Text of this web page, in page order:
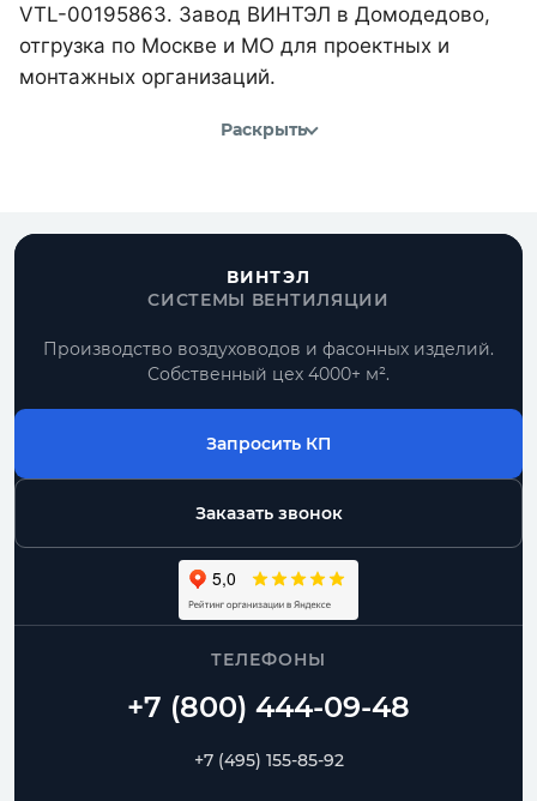
VTL-00195863. Завод ВИНТЭЛ в Домодедово,
отгрузка по Москве и МО для проектных и
монтажных организаций.
Раскрыть
ВИНТЭЛ
СИСТЕМЫ ВЕНТИЛЯЦИИ
Производство воздуховодов и фасонных изделий.
Собственный цех 4000+ м².
Запросить КП
Заказать звонок
ТЕЛЕФОНЫ
+7 (495) 155-85-92